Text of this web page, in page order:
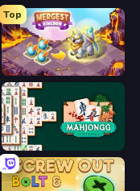
Top
Mergest Kingdom
Mahjongg Solitaire